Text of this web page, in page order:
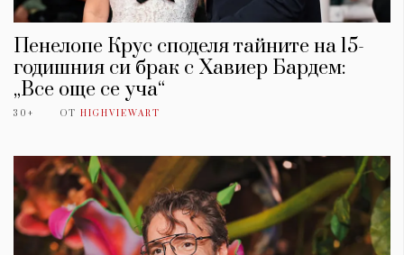
Пенелопе Крус споделя тайните на 15-
годишния си брак с Хавиер Бардем:
„Все още се уча“
30+ ОТ HIGHVIEWART